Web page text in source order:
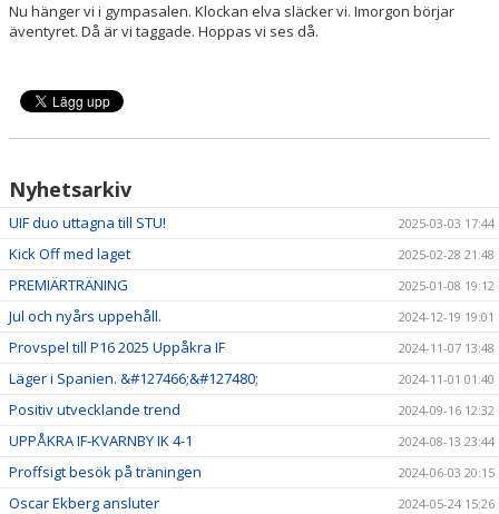
Nu hänger vi i gympasalen. Klockan elva släcker vi. Imorgon börjar
äventyret. Då är vi taggade. Hoppas vi ses då.
Nyhetsarkiv
UIF duo uttagna till STU! 2025-03-03 17:44
Kick Off med laget 2025-02-28 21:48
PREMIÄRTRÄNING 2025-01-08 19:12
Jul och nyårs uppehåll. 2024-12-19 19:01
Provspel till P16 2025 Uppåkra IF 2024-11-07 13:48
Läger i Spanien. &#127466;&#127480; 2024-11-01 01:40
Positiv utvecklande trend 2024-09-16 12:32
UPPÅKRA IF-KVARNBY IK 4-1 2024-08-13 23:44
Proffsigt besök på träningen 2024-06-03 20:15
Oscar Ekberg ansluter 2024-05-24 15:26